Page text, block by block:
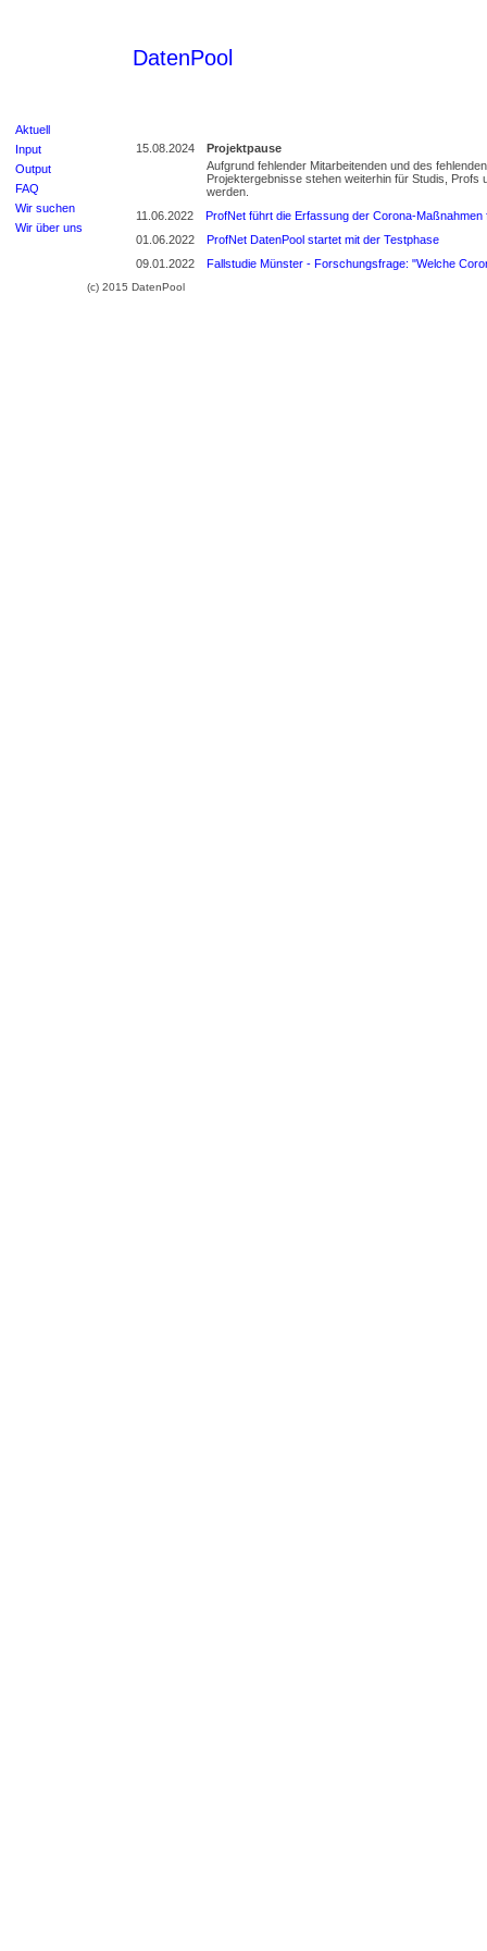
DatenPool
Aktuell
Input
Output
FAQ
Wir suchen
Wir über uns
15.08.2024
Projektpause
Aufgrund fehlender Mitarbeitenden und des
Projektergebnisse stehen weiterhin für Studis,
werden.
11.06.2022
ProfNet führt die Erfassung der Corona-Maßnahmen
01.06.2022
ProfNet DatenPool startet mit der Testphase
09.01.2022
Fallstudie Münster - Forschungsfrage: "Welche
(c) 2015 DatenPool